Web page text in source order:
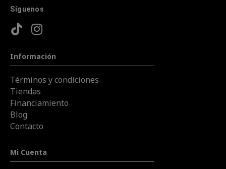
Síguenos
Información
Términos y condiciones
Tiendas
Financiamiento
Blog
Contacto
Mi Cuenta